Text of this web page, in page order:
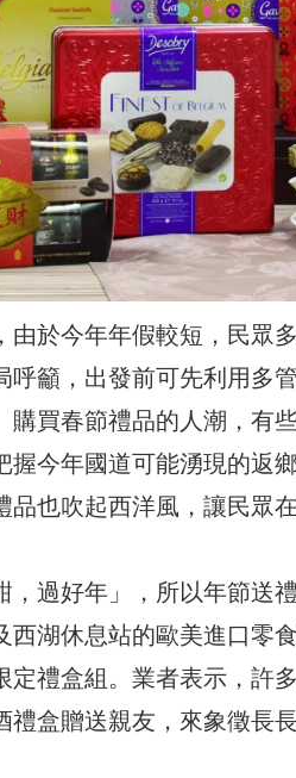
由於今年年假較短，民眾
呼籲，出發前可先利用多
購買春節禮品的人潮，有
握今年國道可能湧現的返
也吹起西洋風，讓民眾
，過好年」，所以年節送
西湖休息站的歐美進口零
定禮盒組。業者表示，許
禮盒贈送親友，來象徵長